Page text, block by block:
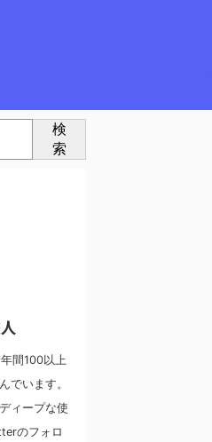
検
索
間100以上
でいます。
ィープな使
のフォロ